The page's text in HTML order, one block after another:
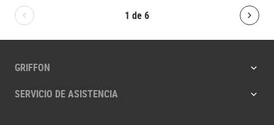
1 de6
Bolton.General.PreviousSlide
GRIFFON
SERVICIO DE ASISTENCIA